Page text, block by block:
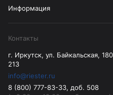
Информация
Контакты
г. Иркутск, ул. Байкальская,
213
info@riester.ru
8 (800) 777-83-33, доб. 508